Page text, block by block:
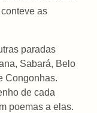
as
paradas
Sabará, Belo
Congonhas.
de cada
poemas a elas.